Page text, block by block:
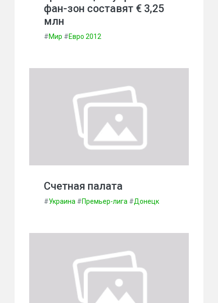
фан-зон составят € 3,25
млн
#Мир #Евро 2012
Счетная палата
#Украина #Премьер-лига #Донецк